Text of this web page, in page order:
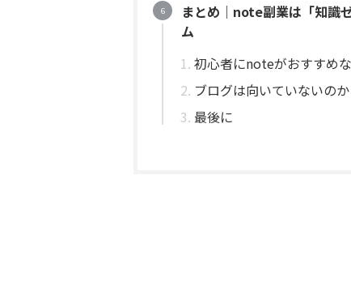
まとめ｜note副業は「知識
ム
初心者にnoteがおすすめ
ブログは向いていないのか
最後に